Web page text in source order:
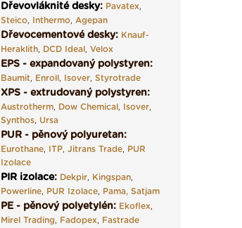
Dřevovláknité desky: Pavatex,
Steico, Inthermo, Agepan
Dřevocementové desky: Knauf-
Heraklith, DCD Ideal, Velox
EPS - expandovaný polystyren:
Baumit, Enroll, Isover, Styrotrade
XPS - extrudovaný polystyren:
Austrotherm, Dow Chemical, Isover,
Synthos, Ursa
PUR - pěnový polyuretan:
Eurothane, ITP, Jitrans Trade, PUR
Izolace
PIR izolace: Dekpir, Kingspan,
Powerline, PUR Izolace, Pama, Satjam
PE - pěnový polyetylén: Ekoflex,
Mirel Trading, Fadopex, Fastrade